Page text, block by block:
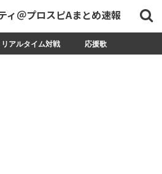
ィ＠プロスピAまとめ速報
リアルタイム対戦 応援歌